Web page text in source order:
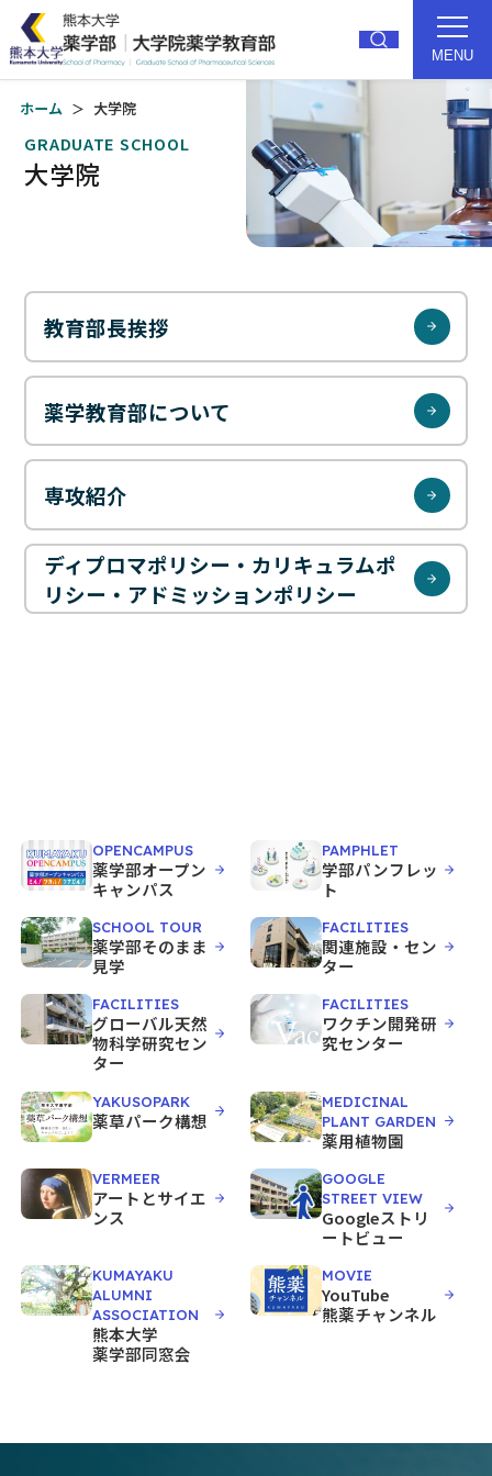
ホーム 大学院
GRADUATE SCHOOL
大学院
教育部長挨拶
薬学教育部について
専攻紹介
ディプロマポリシー・カリキュラムポ
リシー・アドミッションポリシー
OPENCAMPUS
薬学部オープン
キャンパス
PAMPHLET
学部パンフレッ
ト
SCHOOL TOUR
薬学部そのまま
見学
FACILITIES
関連施設・セン
ター
FACILITIES
グローバル天然
物科学研究セン
ター
FACILITIES
ワクチン開発研
究センター
YAKUSOPARK
薬草パーク構想
MEDICINAL
PLANT GARDEN
薬用植物園
VERMEER
アートとサイエ
ンス
GOOGLE
STREET VIEW
Googleストリ
ートビュー
KUMAYAKU
ALUMNI
ASSOCIATION
熊本大学
薬学部同窓会
MOVIE
YouTube
熊薬チャンネル
MENU
トップ 薬学部紹介
教育
入試
受験生の方 卒業生の方
お問い合わせ
JPEN